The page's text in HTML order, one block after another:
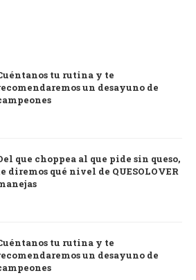
tu rutina y te
un desayuno de
que choppea al que pide sin queso,
diremos qué nivel de QUESOLOVER
tu rutina y te
un desayuno de